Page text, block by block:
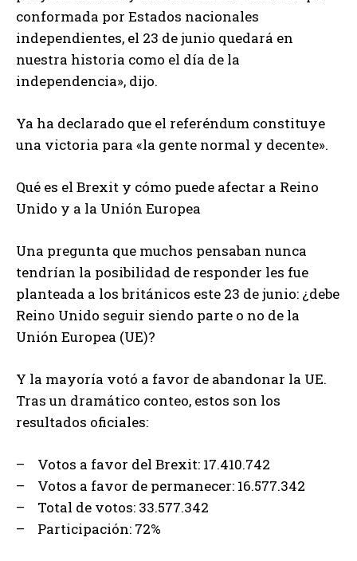
conformada por Estados nacionales
independientes, el 23 de junio quedará en
nuestra historia como el día de la
independencia», dijo.
Ya ha declarado que el referéndum constituye
una victoria para «la gente normal y decente».
Qué es el Brexit y cómo puede afectar a Reino
Unido y a la Unión Europea
Una pregunta que muchos pensaban nunca
tendrían la posibilidad de responder les fue
planteada a los británicos este 23 de junio: ¿debe
Reino Unido seguir siendo parte o no de la
Unión Europea (UE)?
Y la mayoría votó a favor de abandonar la UE.
Tras un dramático conteo, estos son los
resultados oficiales:
– Votos a favor del Brexit: 17.410.742
– Votos a favor de permanecer: 16.577.342
– Total de votos: 33.577.342
– Participación: 72%